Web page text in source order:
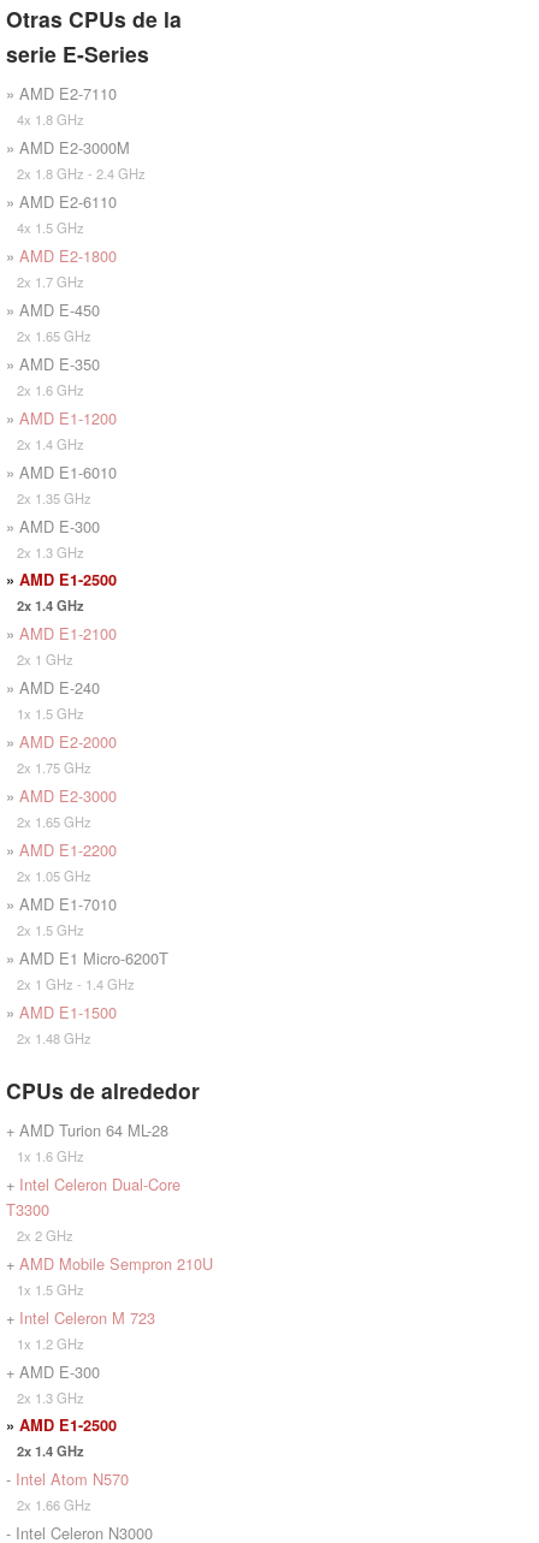
Otras CPUs de la
serie E-Series
» AMD E2-7110
4x 1.8 GHz
» AMD E2-3000M
2x 1.8 GHz - 2.4 GHz
» AMD E2-6110
4x 1.5 GHz
» AMD E2-1800
2x 1.7 GHz
» AMD E-450
2x 1.65 GHz
» AMD E-350
2x 1.6 GHz
» AMD E1-1200
2x 1.4 GHz
» AMD E1-6010
2x 1.35 GHz
» AMD E-300
2x 1.3 GHz
» AMD E1-2500
2x 1.4 GHz
» AMD E1-2100
2x 1 GHz
» AMD E-240
1x 1.5 GHz
» AMD E2-2000
2x 1.75 GHz
» AMD E2-3000
2x 1.65 GHz
» AMD E1-2200
2x 1.05 GHz
» AMD E1-7010
2x 1.5 GHz
» AMD E1 Micro-6200T
2x 1 GHz - 1.4 GHz
» AMD E1-1500
2x 1.48 GHz
CPUs de alrededor
+ AMD Turion 64 ML-28
1x 1.6 GHz
+ Intel Celeron Dual-Core
T3300
2x 2 GHz
+ AMD Mobile Sempron 210U
1x 1.5 GHz
+ Intel Celeron M 723
1x 1.2 GHz
+ AMD E-300
2x 1.3 GHz
» AMD E1-2500
2x 1.4 GHz
- Intel Atom N570
2x 1.66 GHz
- Intel Celeron N3000